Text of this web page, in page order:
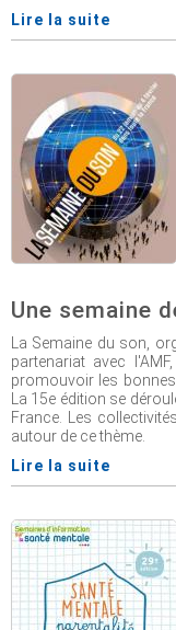
Lire la suite
Une semaine
La Semaine du son,
partenariat avec
promouvoir les
La 15e édition se
France. Les
autour de ce thème.
Lire la suite